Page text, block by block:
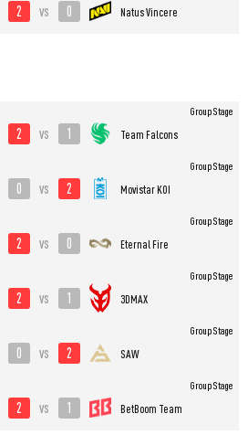
2 vs 0 Natus Vincere
2 vs 1 Team Falcons
Group Stage
0 vs 2 Movistar KOI
Group Stage
2 vs 0 Eternal Fire
Group Stage
2 vs 1 3DMAX
Group Stage
0 vs 2 SAW
Group Stage
2 vs 1 BetBoom Team
Group Stage